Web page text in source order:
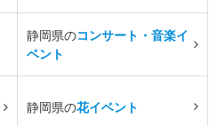
静岡県のコンサート・音楽イ
ベント
静岡県の花イベント